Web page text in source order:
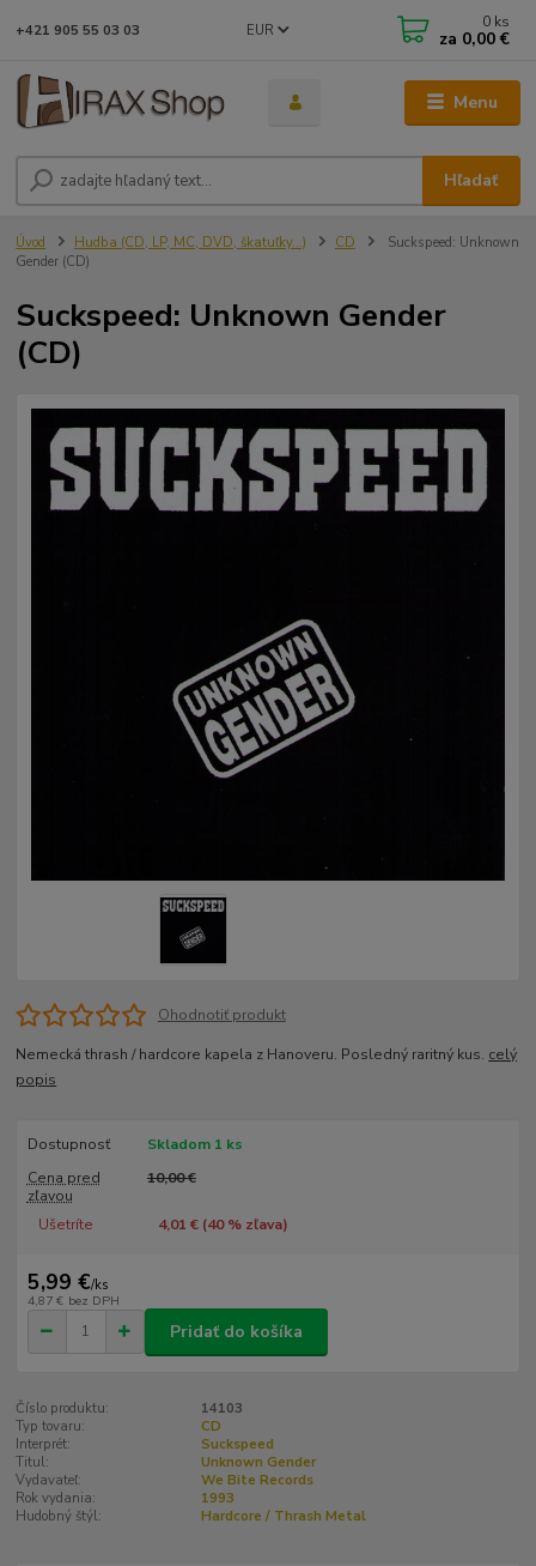
Menu
EUR
Hľadať
+421 905 55 03 03 0 ks
za 0,00 €
Úvod Hudba (CD, LP, MC, DVD, škatuľky...) CD
Suckspeed: Unknown
Gender (CD)
Suckspeed: Unknown Gender
(CD)
Ohodnotiť produkt
Nemecká thrash / hardcore kapela z Hanoveru. Posledný raritný kus. celý
popis
Dostupnosť
Skladom 1 ks
Cena pred
zľavou
10,00 €
Ušetríte 4,01 € (40% zľava)
5,99 €/ks
4,87 € bez DPH
Pridať do košíka
Číslo produktu:
14103
Typ tovaru:
CD
Interprét:
Suckspeed
Titul:
Unknown Gender
Vydavateľ:
We Bite Records
Rok vydania:
1993
Hudobný štýl:
Hardcore / Thrash Metal